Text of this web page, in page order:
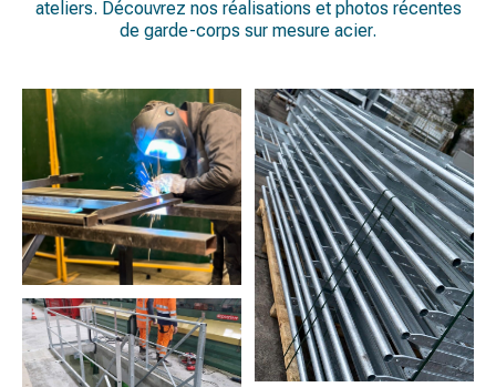
ateliers. Découvrez nos réalisations et photos récentes
de garde-corps sur mesure acier.